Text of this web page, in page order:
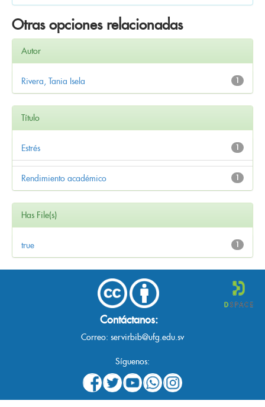
Otras opciones relacionadas
Autor
1
Rivera, Tania Isela
Título
1
Estrés
1
Rendimiento académico
Has File(s)
1
true
Contáctanos:
Correo: servirbib@ufg.edu.sv
Síguenos: